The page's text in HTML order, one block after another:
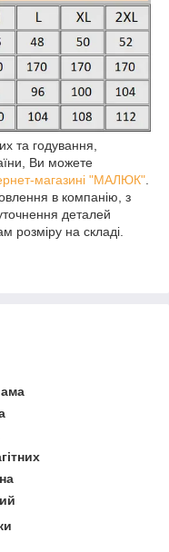
та годування,
Ви можете
магазині "МАЛЮК"
в компанію, з
деталей
розміру на складі.